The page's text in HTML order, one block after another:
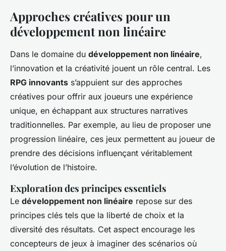
Explorez des approches
créatives pour établir un
système de développement
non linéaire dans un rpg
Antonin 25 février 2025 6 min de lecture
Approches créatives pour un
développement non linéaire
Dans le domaine du développement non linéaire,
l’innovation et la créativité jouent un rôle central. Les
RPG innovants s’appuient sur des approches
créatives pour offrir aux joueurs une expérience
unique, en échappant aux structures narratives
traditionnelles. Par exemple, au lieu de proposer une
progression linéaire, ces jeux permettent au joueur de
prendre des décisions influençant véritablement
l’évolution de l’histoire.
Exploration des principes essentiels
Le développement non linéaire repose sur des
principes clés tels que la liberté de choix et la
diversité des résultats. Cet aspect encourage les
concepteurs de jeux à imaginer des scénarios où